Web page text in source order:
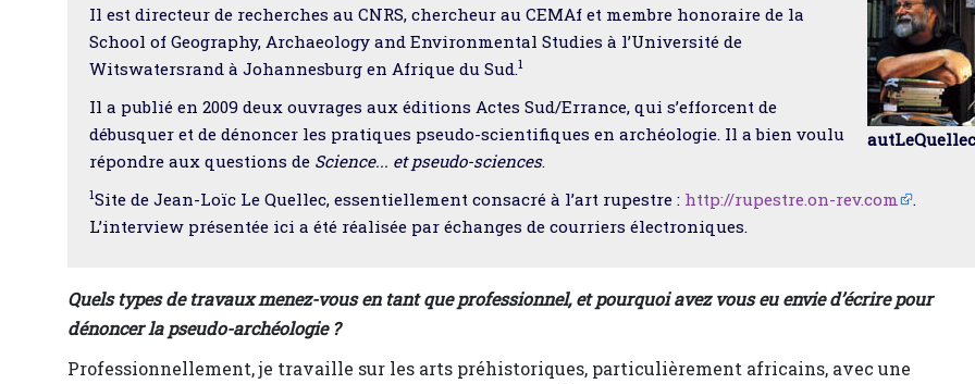
autLeQuellec
Il est directeur de recherches au CNRS, chercheur au CEMAf et membre honoraire de la
School of Geography, Archaeology and Environmental Studies à l’Université de
Witswatersrand à Johannesburg en Afrique du Sud.1
Il a publié en 2009 deux ouvrages aux éditions Actes Sud/Errance, qui s’efforcent de
débusquer et de dénoncer les pratiques pseudo-scientifiques en archéologie. Il a bien voulu
répondre aux questions de Science... et pseudo-sciences.
1Site de Jean-Loïc Le Quellec, essentiellement consacré à l’art rupestre : http://rupestre.on-rev.com
.
L’interview présentée ici a été réalisée par échanges de courriers électroniques.
Quels types de travaux menez-vous en tant que professionnel, et pourquoi avez vous eu envie d’écrire pour
dénoncer la pseudo-archéologie ?
Professionnellement, je travaille sur les arts préhistoriques, particulièrement africains, avec une